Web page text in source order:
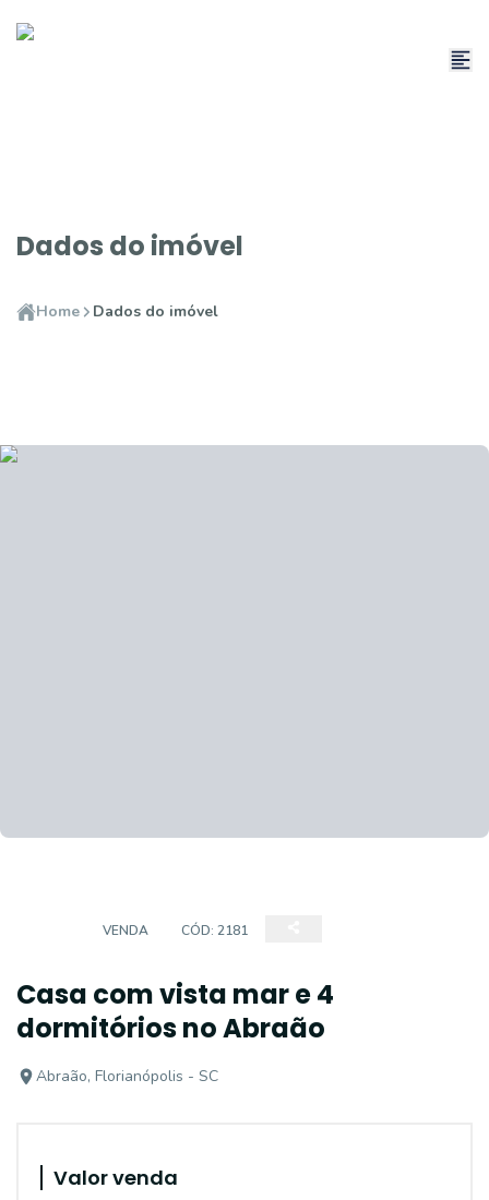
Dados do imóvel
Home Dados do imóvel
VENDA CÓD: 2181
Casa com vista mar e 4
dormitórios no Abraão
Abraão, Florianópolis - SC
Valor venda